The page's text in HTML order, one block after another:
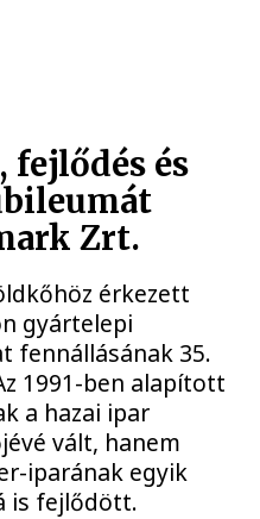
fejlődés és
Zrt.
érkezett
gyártelepi
fennállásának 35.
1991-ben alapított
a hazai ipar
vált, hanem
iparának egyik
is fejlődött.